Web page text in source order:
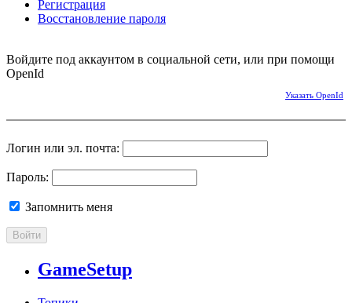
Регистрация
Восстановление пароля
Войдите под аккаунтом в социальной сети, или при помощи
OpenId
Указать OpenId
Логин или эл. почта:
Пароль:
Запомнить меня
Войти
GameSetup